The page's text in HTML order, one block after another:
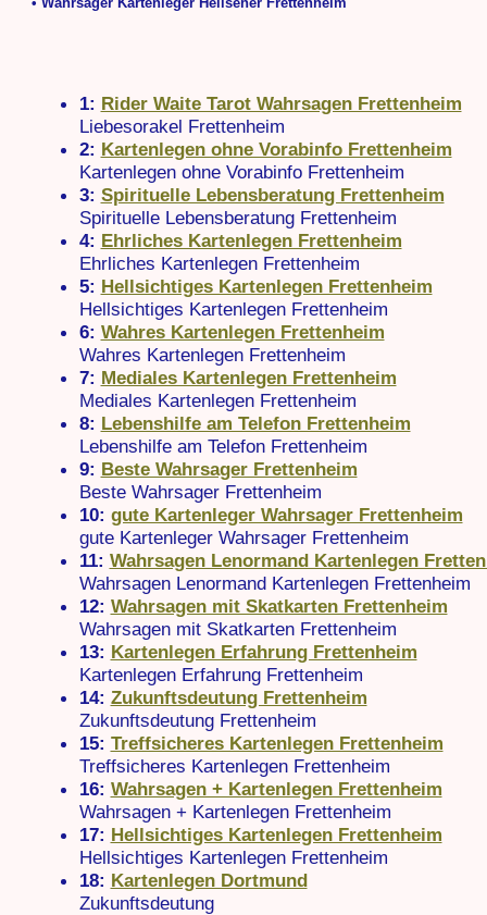
1: Rider Waite Tarot Wahrsagen Frettenheim
Liebesorakel Frettenheim
2: Kartenlegen ohne Vorabinfo Frettenheim
Kartenlegen ohne Vorabinfo Frettenheim
3: Spirituelle Lebensberatung Frettenheim
Spirituelle Lebensberatung Frettenheim
4: Ehrliches Kartenlegen Frettenheim
Ehrliches Kartenlegen Frettenheim
5: Hellsichtiges Kartenlegen Frettenheim
Hellsichtiges Kartenlegen Frettenheim
6: Wahres Kartenlegen Frettenheim
Wahres Kartenlegen Frettenheim
7: Mediales Kartenlegen Frettenheim
Mediales Kartenlegen Frettenheim
8: Lebenshilfe am Telefon Frettenheim
Lebenshilfe am Telefon Frettenheim
9: Beste Wahrsager Frettenheim
Beste Wahrsager Frettenheim
10: gute Kartenleger Wahrsager Frettenheim
gute Kartenleger Wahrsager Frettenheim
11: Wahrsagen Lenormand Kartenlegen
Wahrsagen Lenormand Kartenlegen Frettenheim
12: Wahrsagen mit Skatkarten Frettenheim
Wahrsagen mit Skatkarten Frettenheim
13: Kartenlegen Erfahrung Frettenheim
Kartenlegen Erfahrung Frettenheim
14: Zukunftsdeutung Frettenheim
Zukunftsdeutung Frettenheim
15: Treffsicheres Kartenlegen Frettenheim
Treffsicheres Kartenlegen Frettenheim
16: Wahrsagen + Kartenlegen Frettenheim
Wahrsagen + Kartenlegen Frettenheim
17: Hellsichtiges Kartenlegen Frettenheim
Hellsichtiges Kartenlegen Frettenheim
18: Kartenlegen Dortmund
Zukunftsdeutung